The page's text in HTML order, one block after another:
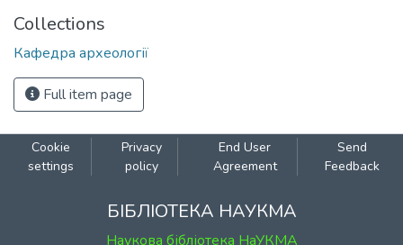
Collections
Кафедра археології
Full item page
Cookie
settings
Privacy
policy
End User
Agreement
Send
Feedback
БІБЛІОТЕКА НАУКМА
Наукова бібліотека НаУКМА